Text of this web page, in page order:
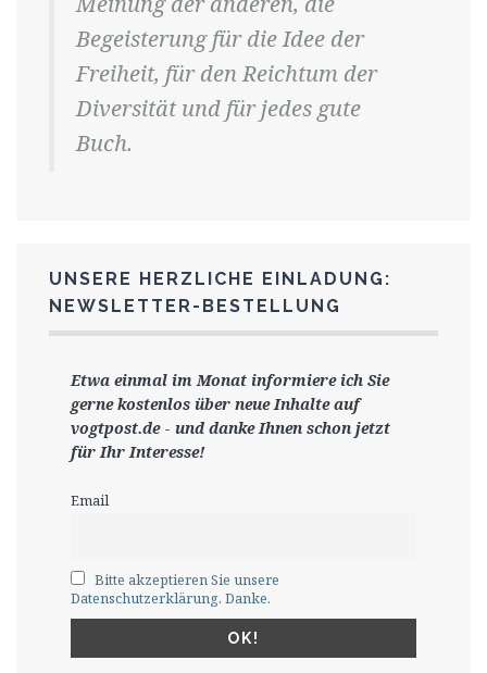
Begeisterung für die Idee der
Freiheit, für den Reichtum der
Diversität und für jedes gute
Buch.
UNSERE HERZLICHE EINLADUNG:
NEWSLETTER-BESTELLUNG
Etwa einmal im Monat informiere ich Sie
gernekostenlos über neue Inhalte auf
vogtpost.de- und danke Ihnen schon jetzt
für Ihr Interesse!
Email
Bitte akzeptieren Sie unsere
Datenschutzerklärung. Danke.